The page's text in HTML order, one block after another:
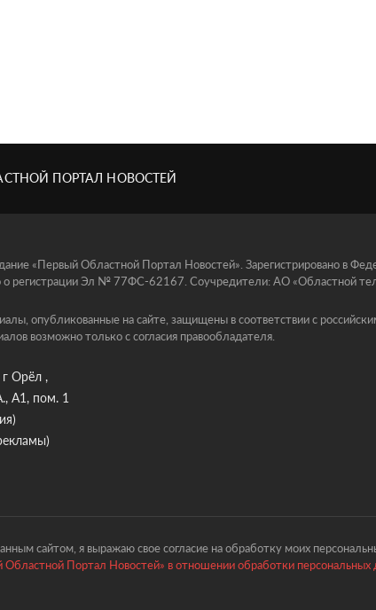
ПОРТАЛ НОВОСТЕЙ
«Первый Областной Портал Новостей». Зарегистрировано в
о регистрации Эл № 77ФС-62167. Соучредители: АО «Областной
опубликованные на сайте, защищены в соответствии с
возможно только с согласия правообладателя.
Орёл ,
А1, пом. 1
сайтом, я выражаю свое согласие на обработку моих
Областной Портал Новостей» в отношении обработки